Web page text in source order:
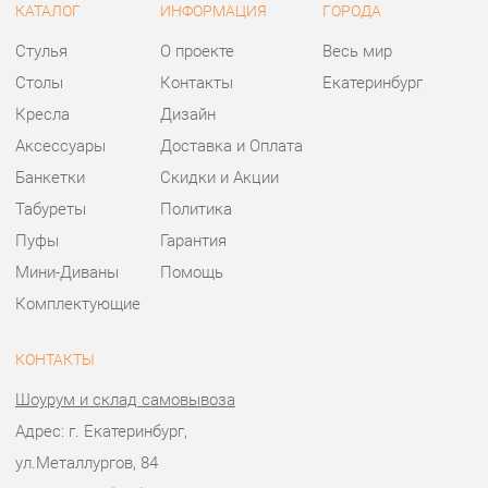
Банкетки
Табуреты
Пуфы
Мини-Диваны
Скидки и Акции
Политика
Гарантия
Помощь
КОНТАКТЫ
ул.Металлургов, 84
Телефон: +7 (343) 383-36-37
Отправить сообщение